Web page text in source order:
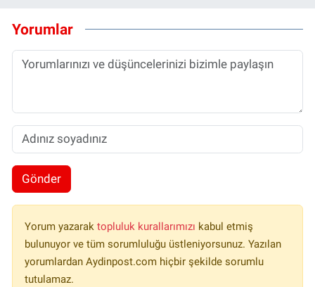
Yorumlar
Gönder
Yorum yazarak topluluk kurallarımızı kabul etmiş
bulunuyor ve tüm sorumluluğu üstleniyorsunuz. Yazılan
yorumlardan Aydinpost.com hiçbir şekilde sorumlu
tutulamaz.